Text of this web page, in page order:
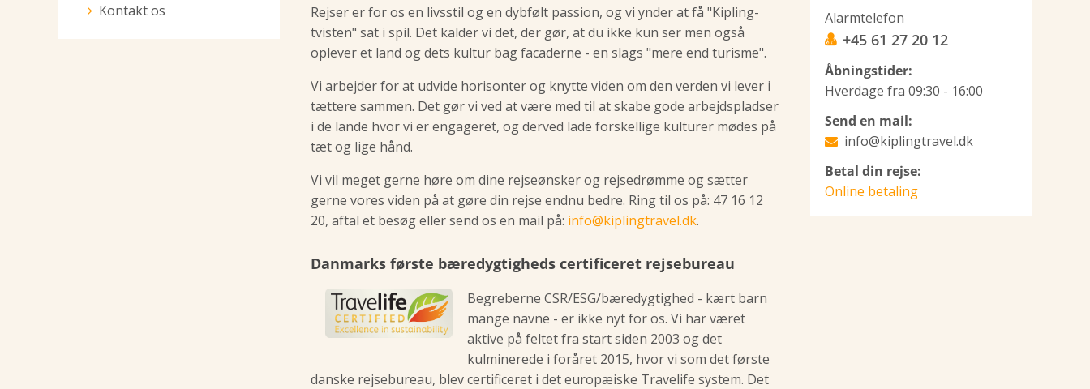
Kontakt os
Rejser er for os en livsstil og en dybfølt passion, og vi ynder at få "Kipling-
tvisten" sat i spil. Det kalder vi det, der gør, at du ikke kun ser men også
oplever et land og dets kultur bag facaderne - en slags "mere end turisme".
Vi arbejder for at udvide horisonter og knytte viden om den verden vi lever i
tættere sammen. Det gør vi ved at være med til at skabe gode arbejdspladser
i de lande hvor vi er engageret, og derved lade forskellige kulturer mødes på
tæt og lige hånd.
Vi vil meget gerne høre om dine rejseønsker og rejsedrømme og sætter
gerne vores viden på at gøre din rejse endnu bedre. Ring til os på: 47 16 12
20, aftal et besøg eller send os en mail på: info@kiplingtravel.dk.
Danmarks første bæredygtigheds certificeret rejsebureau
Begreberne CSR/ESG/bæredygtighed - kært barn
mange navne - er ikke nyt for os. Vi har været
aktive på feltet fra start siden 2003 og det
kulminerede i foråret 2015, hvor vi som det første
danske rejsebureau, blev certificeret i det europæiske Travelife system. Det
Alarmtelefon
+45 61 27 20 12
Åbningstider:
Hverdage fra 09:30 - 16:00
Send en mail:
info@kiplingtravel.dk
Betal din rejse:
Online betaling